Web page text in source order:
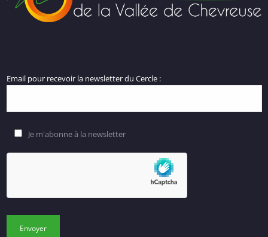
Email pour recevoir la newsletter du Cercle :
Je m'abonne à la newsletter